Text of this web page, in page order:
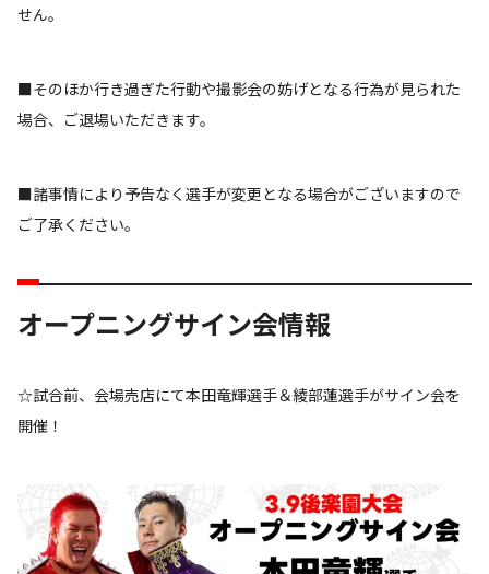
せん。
■そのほか行き過ぎた行動や撮影会の妨げとなる行為が見られた
場合、ご退場いただきます。
■諸事情により予告なく選手が変更となる場合がございますので
ご了承ください。
オープニングサイン会情報
☆試合前、会場売店にて本田竜輝選手＆綾部蓮選手がサイン会を
開催！